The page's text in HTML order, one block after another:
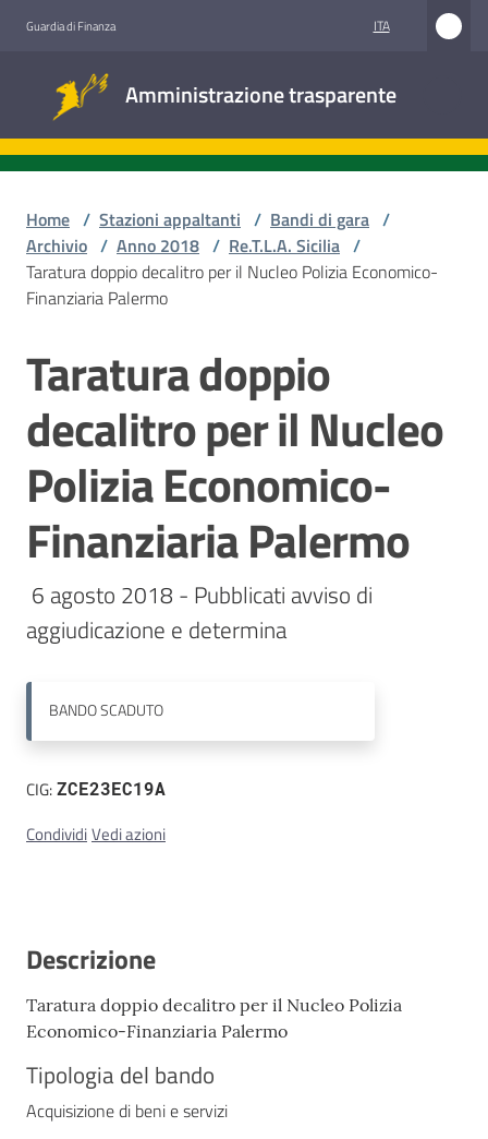
Guardia di Finanza ITA
Amministrazione trasparente
trasparente
Accesso
Stazioni
appaltanti
Contatti
Home / Stazioni appaltanti / Bandi di gara /
Archivio / Anno 2018 / Re.T.L.A. Sicilia /
Taratura doppio decalitro per il Nucleo Polizia Economico-
Finanziaria Palermo
Salta al contenuto
Taratura doppio
decalitro per il Nucleo
Polizia Economico-
Finanziaria Palermo
aggiudicazione e determina
BANDOSCADUTO
CIG:ZCE23EC19A
CondividiVedi azioni
Descrizione
Taratura doppio decalitro per il Nucleo Polizia
Economico-Finanziaria Palermo
Tipologia del bando
Acquisizione di beni e servizi